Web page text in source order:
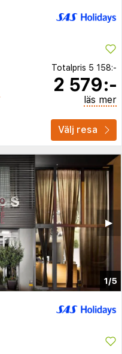
Totalpris 5 158:-
2 579:-
läs mer
Välj resa
1/5
▶︎